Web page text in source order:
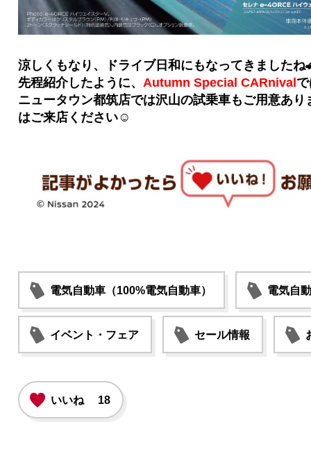
涼しくもなり、ドライブ日和にもなってきましたね
先程紹介したように、Autumn Special CARnival
ニュータウン都筑店では沢山の試乗車もご用意あ
はご来店ください☺️
電気自動車（100%電気自動車） 電気自
イベント・フェア セール情報
いいね 18